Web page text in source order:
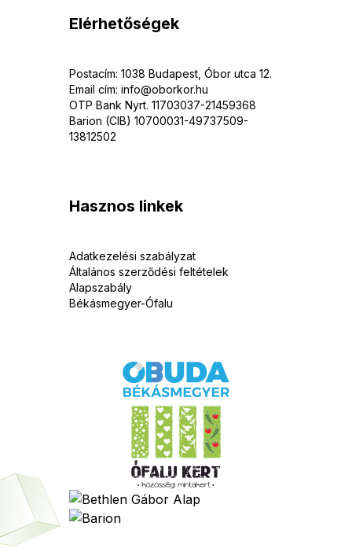
Elérhetőségek
Postacím: 1038 Budapest, Óbor utca 12.
Email cím: info@oborkor.hu
OTP Bank Nyrt. 11703037-21459368
Barion (CIB) 10700031-49737509-
13812502
Hasznos linkek
Adatkezelési szabályzat
Általános szerződési feltételek
Alapszabály
Békásmegyer-Ófalu